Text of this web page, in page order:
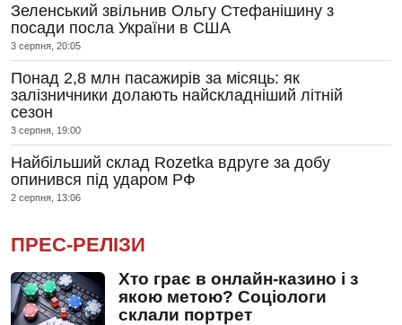
Зеленський звільнив Ольгу Стефанішину з
посади посла України в США
3 серпня, 20:05
Понад 2,8 млн пасажирів за місяць: як
залізничники долають найскладніший літній
сезон
3 серпня, 19:00
Найбільший склад Rozetka вдруге за добу
опинився під ударом РФ
2 серпня, 13:06
ПРЕС-РЕЛІЗИ
Хто грає в онлайн-казино і з
якою метою? Соціологи
склали портрет